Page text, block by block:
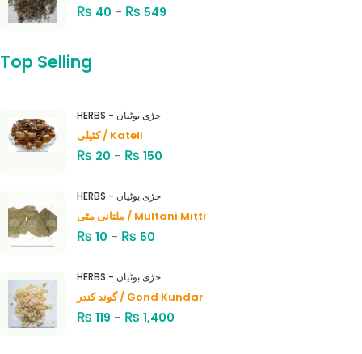
₨ 40 – ₨ 549
Top Selling
HERBS - جڑی بوٹیاں
کٹیلی / Kateli
₨ 20 – ₨ 150
HERBS - جڑی بوٹیاں
ملتانی مٹی / Multani Mitti
₨ 10 – ₨ 50
HERBS - جڑی بوٹیاں
گوند کندر / Gond Kundar
₨ 119 – ₨ 1,400